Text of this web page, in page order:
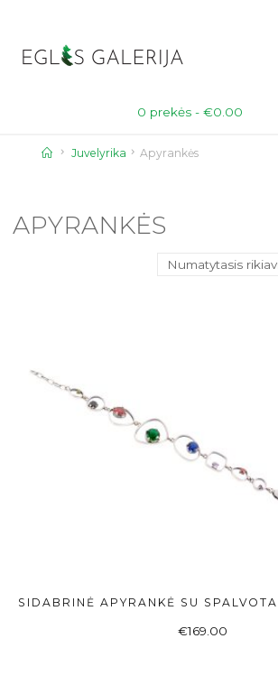
content
0 prekės - €0.00
Home
Juvelyrika Apyrankės
APYRANKĖS
Į KREPŠELĮ
SIDABRINĖ APYRANKĖ SU
€169.00